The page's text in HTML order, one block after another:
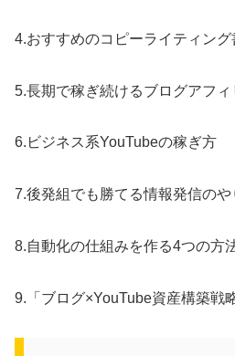
4.おすすめのコピーライティン
5.長期で稼ぎ続けるブログアフ
6.ビジネス系YouTubeの稼ぎ方
7.後発組でも勝てる情報発信のや
8.自動化の仕組みを作る4つの方
9.「ブログ×YouTube資産構築戦略